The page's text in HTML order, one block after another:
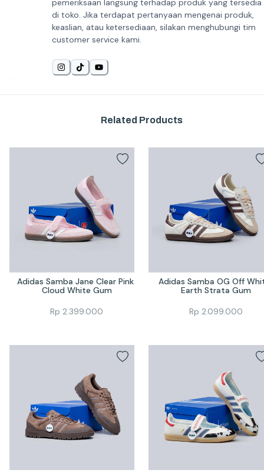
pemeriksaan langsung terhadap produk yang tersedia
di toko. Jika terdapat pertanyaan mengenai produk,
keaslian, atau ketersediaan, silakan menghubungi tim
customer service kami.
Related Products
Adidas Samba Jane Clear Pink
Cloud White Gum
Rp 2.399.000
Adidas Samba OG Off
Earth Strata Gum
Rp 2.099.000